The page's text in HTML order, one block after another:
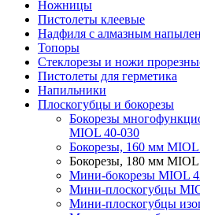
Ножницы
Пистолеты клеевые
Надфиля с алмазным
Топоры
Стеклорезы и ножи
Пистолеты для герметика
Напильники
Плоскогубцы и бокорезы
Бокорезы
MIOL 40-030
Бокорезы, 160 мм MIOL
Бокорезы, 180 мм MIOL
Мини-бокорезы MIOL
Мини-плоскогубцы
Мини-плоскогубцы